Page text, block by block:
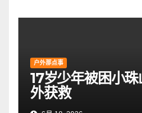
户外那点事
17岁少年被困小
外获救